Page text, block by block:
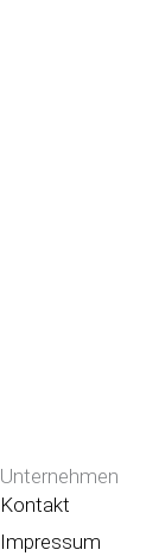
Unternehmen
Kontakt
Impressum